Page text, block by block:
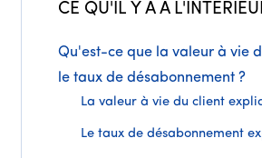
CE QU'IL Y A À
Qu'est-ce que la valeur à vie
le taux de désabonnement ?
La valeur à vie du client
Le taux de désabonnement